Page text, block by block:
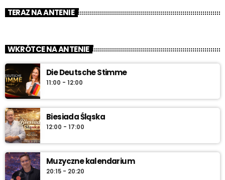
TERAZ NA ANTENIE
WKRÓTCE NA ANTENIE
Die Deutsche Stimme
11:00 - 12:00
Biesiada Śląska
12:00 - 17:00
Muzyczne kalendarium
20:15 - 20:20